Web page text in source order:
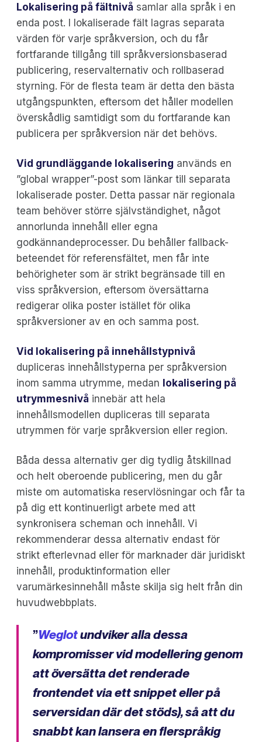
Lokalisering på fältnivå samlar alla språk i en
enda post. I lokaliserade fält lagras separata
värden för varje språkversion, och du får
fortfarande tillgång till språkversionsbaserad
publicering, reservalternativ och rollbaserad
styrning. För de flesta team är detta den bästa
utgångspunkten, eftersom det håller modellen
överskådlig samtidigt som du fortfarande kan
publicera per språkversion när det behövs.
Vid grundläggande lokalisering används en
”global wrapper”-post som länkar till separata
lokaliserade poster. Detta passar när regionala
team behöver större självständighet, något
annorlunda innehåll eller egna
godkännandeprocesser. Du behåller fallback-
beteendet för referensfältet, men får inte
behörigheter som är strikt begränsade till en
viss språkversion, eftersom översättarna
redigerar olika poster istället för olika
språkversioner av en och samma post.
Vid lokalisering på innehållstypnivå
dupliceras innehållstyperna per språkversion
inom samma utrymme, medan lokalisering på
utrymmesnivå innebär att hela
innehållsmodellen dupliceras till separata
utrymmen för varje språkversion eller region.
Båda dessa alternativ ger dig tydlig åtskillnad
och helt oberoende publicering, men du går
miste om automatiska reservlösningar och får ta
på dig ett kontinuerligt arbete med att
synkronisera scheman och innehåll. Vi
rekommenderar dessa alternativ endast för
strikt efterlevnad eller för marknader där juridiskt
innehåll, produktinformation eller
varumärkesinnehåll måste skilja sig helt från din
huvudwebbplats.
”Weglotundviker alla dessa
kompromisser vid modellering genom
att översätta det renderade
frontendet via ett snippet eller på
serversidan där det stöds), så att du
snabbt kan lansera en flerspråkig